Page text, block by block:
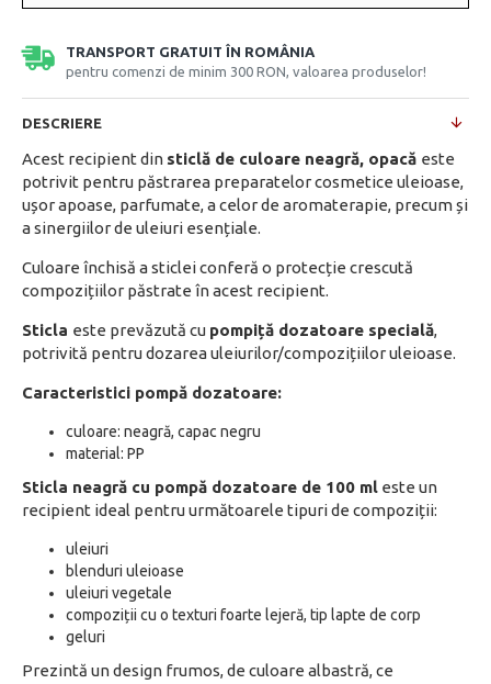
TRANSPORT GRATUIT ÎN ROMÂNIA
pentru comenzi de minim 300 RON, valoarea produselor!
DESCRIERE
Acest recipient din sticlă de culoare neagră, opacă este
potrivit pentru păstrarea preparatelor cosmetice uleioase,
ușor apoase, parfumate, a celor de aromaterapie, precum și
a sinergiilor de uleiuri esențiale.
Culoare închisă a sticlei conferă o protecție crescută
compozițiilor păstrate în acest recipient.
Sticla este prevăzută cu pompiță dozatoare specială,
potrivită pentru dozarea uleiurilor/compozițiilor uleioase.
Caracteristici pompă dozatoare:
culoare: neagră, capac negru
material: PP
Sticla neagră cu pompă dozatoare de 100 ml este un
recipient ideal pentru următoarele tipuri de compoziții:
uleiuri
blenduri uleioase
uleiuri vegetale
compoziții cu o texturi foarte lejeră, tip lapte de corp
geluri
Prezintă un design frumos, de culoare albastră, ce